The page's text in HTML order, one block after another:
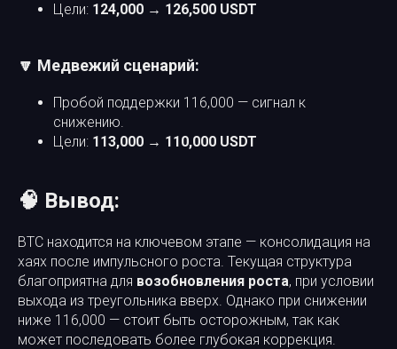
Цели: 124,000 → 126,500 USDT
🔽 Медвежий сценарий:
Пробой поддержки 116,000 — сигнал к
снижению.
Цели: 113,000 → 110,000 USDT
🧠 Вывод:
BTC находится на ключевом этапе — консолидация на
хаях после импульсного роста. Текущая структура
благоприятна для возобновления роста, при условии
выхода из треугольника вверх. Однако при снижении
ниже 116,000 — стоит быть осторожным, так как
может последовать более глубокая коррекция.